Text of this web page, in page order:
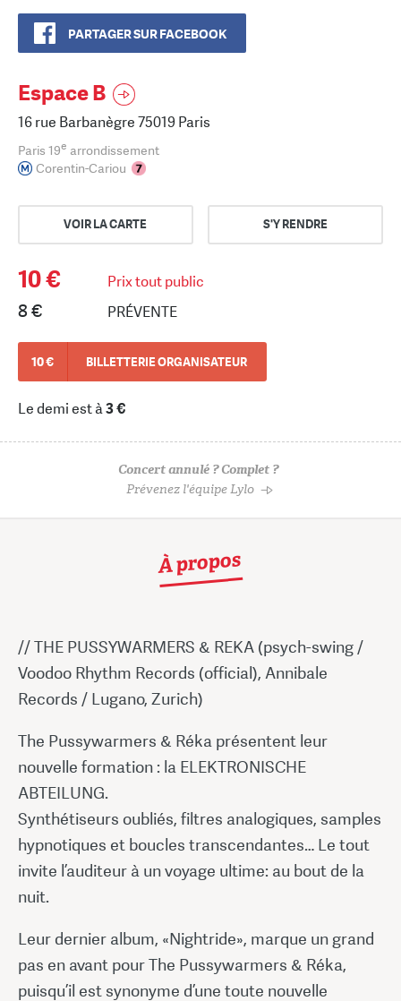
PARTAGER SUR FACEBOOK
Espace B
16 rue Barbanègre 75019 Paris
Paris 19e arrondissement
Corentin-Cariou
VOIR LA CARTE S'Y RENDRE
10 € Prix tout public
8 € PRÉVENTE
10 € BILLETTERIE ORGANISATEUR
Le demi est à3 €
Concert annulé ? Complet ?
Prévenez l'équipe Lylo
À propos
// THE PUSSYWARMERS & REKA (psych-swing /
Voodoo Rhythm Records (official), Annibale
Records / Lugano, Zurich)
The Pussywarmers & Réka présentent leur
nouvelle formation : la ELEKTRONISCHE
ABTEILUNG.
Synthétiseurs oubliés, filtres analogiques, samples
hypnotiques et boucles transcendantes… Le tout
invite l’auditeur à un voyage ultime: au bout de la
nuit.
Leur dernier album, «Nightride», marque un grand
pas en avant pour The Pussywarmers & Réka,
puisqu’il est synonyme d’une toute nouvelle